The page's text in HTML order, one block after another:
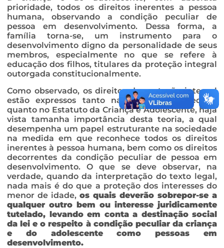
prioridade, todos os direitos inerentes a pessoa
humana, observando a condição peculiar de
pessoa em desenvolvimento. Dessa forma, a
família torna-se, um instrumento para o
desenvolvimento digno da personalidade de seus
membros, especialmente no que se refere à
educação dos filhos, titulares da proteção integral
outorgada constitucionalmente.
Como observado, os direitos da proteção integral
estão expressos tanto na Constituição Federal
quanto no Estatuto da Criança e Adolescente, haja
vista tamanha importância desta teoria, a qual
desempenha um papel estruturante na sociedade
na medida em que reconhece todos os direitos
inerentes à pessoa humana, bem como os direitos
decorrentes da condição peculiar de pessoa em
desenvolvimento. O que se deve observar, na
verdade, quando da interpretação do texto legal,
nada mais é do que a proteção dos interesses do
menor de idade, os quais deverão sobrepor-se a
qualquer outro bem ou interesse juridicamente
tutelado, levando em conta a destinação social
da lei e o respeito à condição peculiar da criança
e do adolescente como pessoas em
desenvolvimento.